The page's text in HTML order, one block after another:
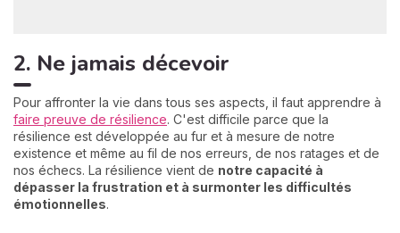
2. Ne jamais décevoir
Pour affronter la vie dans tous ses aspects, il faut apprendre à
faire preuve de résilience. C'est difficile parce que la
résilience est développée au fur et à mesure de notre
existence et même au fil de nos erreurs, de nos ratages et de
nos échecs. La résilience vient de notre capacité à
dépasser la frustration et à surmonter les difficultés
émotionnelles.